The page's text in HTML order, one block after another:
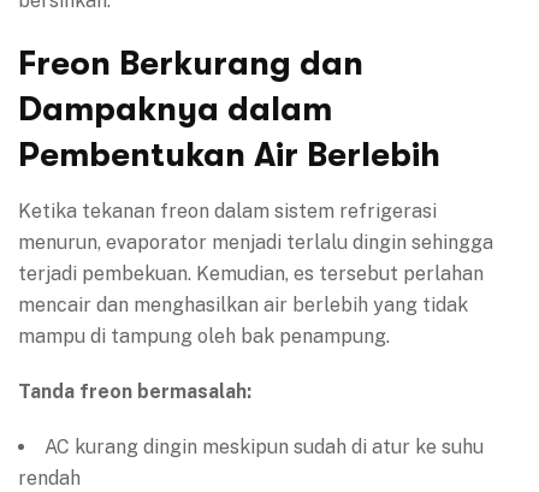
Freon Berkurang dan
Dampaknya dalam
Pembentukan Air Berlebih
Ketika tekanan freon dalam sistem refrigerasi
menurun, evaporator menjadi terlalu dingin sehingga
terjadi pembekuan. Kemudian, es tersebut perlahan
mencair dan menghasilkan air berlebih yang tidak
mampu di tampung oleh bak penampung.
Tanda freon bermasalah:
AC kurang dingin meskipun sudah di atur ke suhu
rendah